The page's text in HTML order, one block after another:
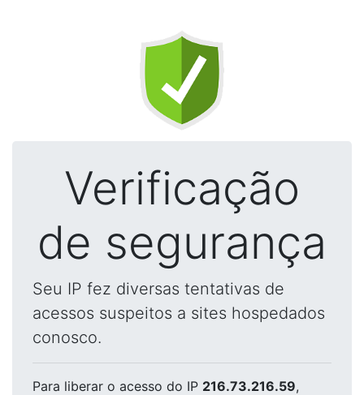
Verificação
de segurança
Seu IP fez diversas tentativas de
acessos suspeitos a sites hospedados
conosco.
Para liberar o acesso do IP 216.73.216.59,